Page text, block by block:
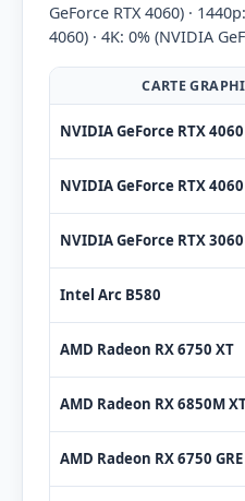
GeForce RTX 4060) ·
4060) · 4K: 0% (NVIDIA
CARTE
NVIDIA GeForce RTX 4060
NVIDIA GeForce RTX
NVIDIA GeForce RTX
Intel Arc B580
AMD Radeon RX 6750 XT
AMD Radeon RX 6850M
AMD Radeon RX 6750 GRE